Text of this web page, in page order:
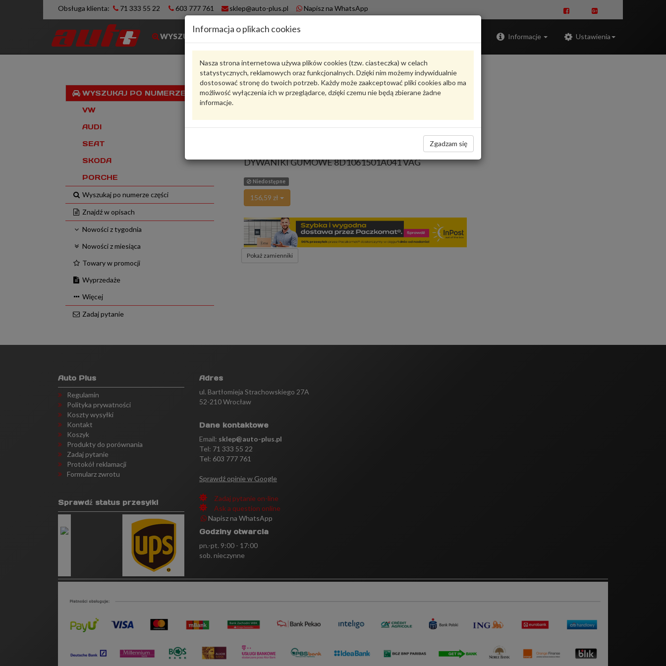
Obsługa klienta: 71 333 55 22 603 777 761 sklep@auto-plus.pl Napisz na WhatsApp
WYSZUKIWARKA Informacje Ustawienia
Informacja o plikach cookies
Nasza strona internetowa używa plików cookies (tzw. ciasteczka) w celach
statystycznych, reklamowych oraz funkcjonalnych. Dzięki nim możemy indywidualnie
dostosować stronę do twoich potrzeb. Każdy może zaakceptować pliki cookies albo ma
możliwość wyłączenia ich w przeglądarce, dzięki czemu nie będą zbierane żadne
informacje.
Zgadzam się
WYSZUKAJ PO NUMERZE VIN
VW
AUDI
SEAT
SKODA
PORCHE
Wyszukaj po numerze części
Znajdź w opisach
Nowości z tygodnia
Nowości z miesiąca
Towary w promocji
Wyprzedaże
Więcej
Zadaj pytanie
Karta produktu
VAG - produkt oryginalny VW AUDI SEAT SKODA
DYWANIKI GUMOWE 8D1061501A041 VAG
Niedostępne
156,59 zł
Pokaż zamienniki
Auto Plus
Regulamin
Polityka prywatności
Koszty wysyłki
Kontakt
Koszyk
Produkty do porównania
Zadaj pytanie
Protokół reklamacji
Formularz zwrotu
Sprawdź status przesyłki
Adres
ul. Bartłomieja Strachowskiego 27A
52-210 Wrocław
Dane kontaktowe
Email: sklep@auto-plus.pl
Tel: 71 333 55 22
Tel: 603 777 761
Sprawdź opinie w Google
Zadaj pytanie on-line
Ask a question online
Napisz na WhatsApp
Godziny otwarcia
pn.-pt. 9:00 - 17:00
sob. nieczynne